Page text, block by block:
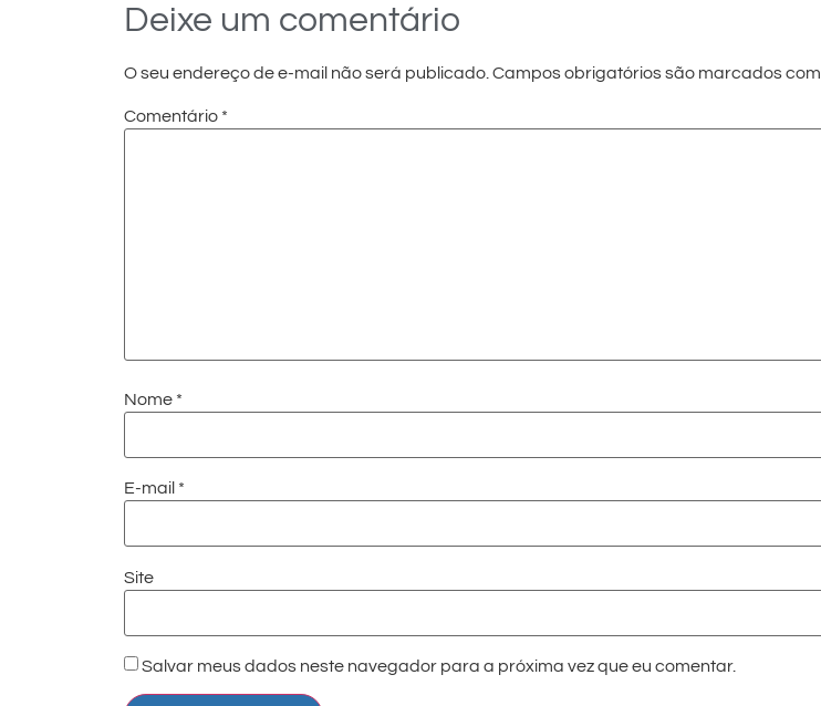
Deixe um comentário
O seu endereço de e-mail não será publicado. Campos obrigatórios são marcados com
Comentário *
Nome *
E-mail *
Site
Salvar meus dados neste navegador para a próxima vez que eu comentar.